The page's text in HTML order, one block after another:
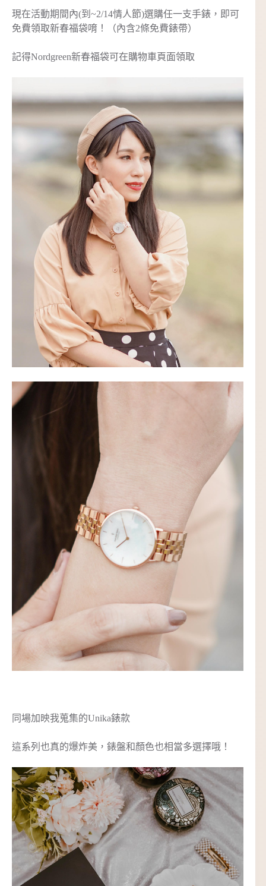
現在活動期間內(到~2/14情人節)選購任一支手錶，即可
免費領取新春福袋唷！（內含2條免費錶帶）
記得Nordgreen新春福袋可在購物車頁面領取
同場加映我蒐集的Unika錶款
這系列也真的爆炸美，錶盤和顏色也相當多選擇哦！